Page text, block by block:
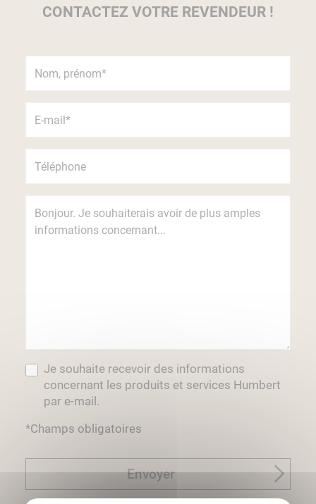
CONTACTEZ VOTRE REVENDEUR !
Je souhaite recevoir des informations
concernant les produits et services Humbert
par e-mail.
*Champs obligatoires
Envoyer